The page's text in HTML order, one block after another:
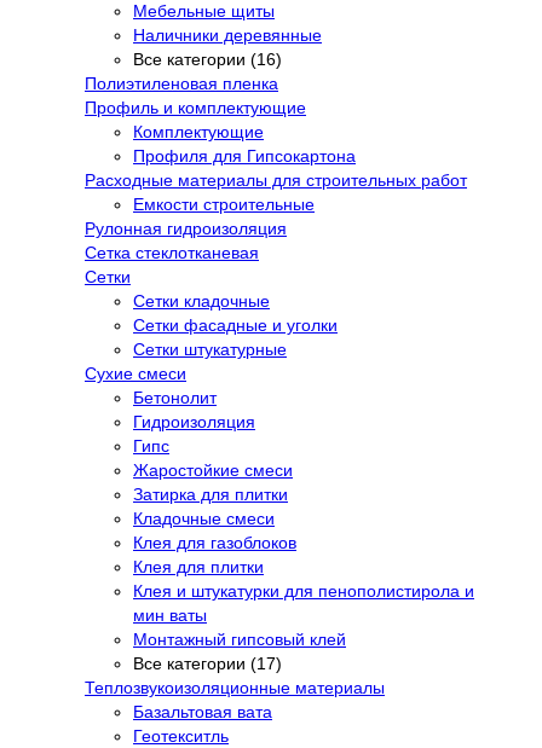
Мебельные щиты
Наличники деревянные
Все категории (16)
Полиэтиленовая пленка
Профиль и комплектующие
Комплектующие
Профиля для Гипсокартона
Расходные материалы для строительных работ
Емкости строительные
Рулонная гидроизоляция
Сетка стеклотканевая
Сетки
Сетки кладочные
Сетки фасадные и уголки
Сетки штукатурные
Сухие смеси
Бетонолит
Гидроизоляция
Гипс
Жаростойкие смеси
Затирка для плитки
Кладочные смеси
Клея для газоблоков
Клея для плитки
Клея и штукатурки для пенополистирола и
мин ваты
Монтажный гипсовый клей
Все категории (17)
Теплозвукоизоляционные материалы
Базальтовая вата
Геотекситль